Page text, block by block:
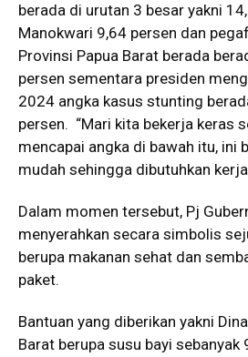
berada di urutan 3 besar yakni
Manokwari 9,64 persen dan
Provinsi Papua Barat berada
persen sementara presiden
2024 angka kasus stunting
persen. “Mari kita bekerja keras
mencapai angka di bawah itu, ini
mudah sehingga dibutuhkan
Dalam momen tersebut, Pj
menyerahkan secara simbolis
berupa makanan sehat dan
paket.
Bantuan yang diberikan yakni
Barat berupa susu bayi sebanyak